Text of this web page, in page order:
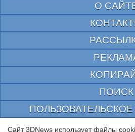
О
ПОИСК
Сайт 3DNews использует файлы